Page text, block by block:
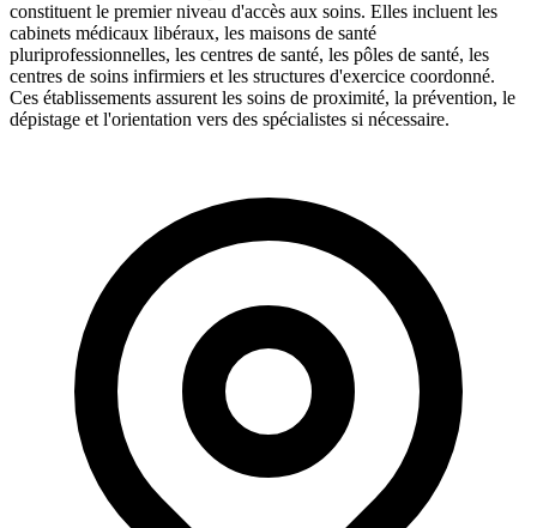
constituent le premier niveau d'accès aux soins. Elles incluent les
cabinets médicaux libéraux, les maisons de santé
pluriprofessionnelles, les centres de santé, les pôles de santé, les
centres de soins infirmiers et les structures d'exercice coordonné.
Ces établissements assurent les soins de proximité, la prévention, le
dépistage et l'orientation vers des spécialistes si nécessaire.